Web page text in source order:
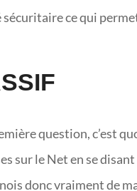
sécuritaire ce qui
question, c’est
sur le Net en se
donc vraiment de